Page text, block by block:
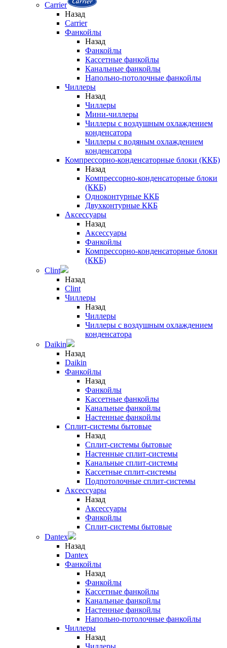
Carrier
Назад
Carrier
Фанкойлы
Назад
Фанкойлы
Кассетные фанкойлы
Канальные фанкойлы
Напольно-потолочные фанкойлы
Чиллеры
Назад
Чиллеры
Мини-чиллеры
Чиллеры с воздушным охлаждением
конденсатора
Чиллеры с водяным охлаждением
конденсатора
Компрессорно-конденсаторные блоки (ККБ)
Назад
Компрессорно-конденсаторные блоки
(ККБ)
Одноконтурные ККБ
Двухконтурные ККБ
Аксессуары
Назад
Аксессуары
Фанкойлы
Компрессорно-конденсаторные блоки
(ККБ)
Clint
Назад
Clint
Чиллеры
Назад
Чиллеры
Чиллеры с воздушным охлаждением
конденсатора
Daikin
Назад
Daikin
Фанкойлы
Назад
Фанкойлы
Кассетные фанкойлы
Канальные фанкойлы
Настенные фанкойлы
Сплит-системы бытовые
Назад
Сплит-системы бытовые
Настенные сплит-системы
Канальные сплит-системы
Кассетные сплит-системы
Подпотолочные сплит-системы
Аксессуары
Назад
Аксессуары
Фанкойлы
Сплит-системы бытовые
Dantex
Назад
Dantex
Фанкойлы
Назад
Фанкойлы
Кассетные фанкойлы
Канальные фанкойлы
Настенные фанкойлы
Напольно-потолочные фанкойлы
Чиллеры
Назад
Чиллеры